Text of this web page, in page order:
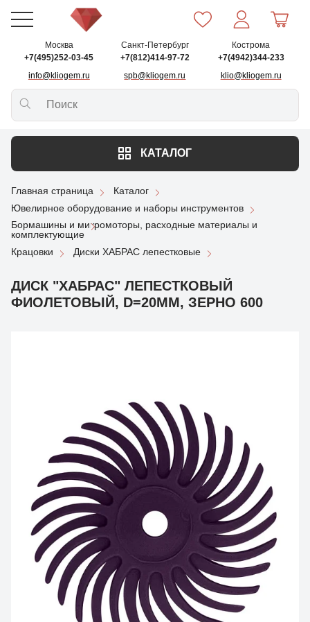
Москва
+7(495)252-03-45
info@kliogem.ru
Санкт-Петербург
+7(812)414-97-72
spb@kliogem.ru
Кострома
+7(4942)344-233
klio@kliogem.ru
КАТАЛОГ
Главная страница
Каталог
Ювелирное оборудование и наборы инструментов
Бормашины и микромоторы, расходные материалы и
комплектующие
Крацовки
Диски ХАБРАС лепестковые
ДИСК "ХАБРАС" ЛЕПЕСТКОВЫЙ
ФИОЛЕТОВЫЙ, D=20ММ, ЗЕРНО 600